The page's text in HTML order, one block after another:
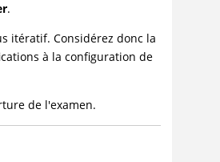
.
itératif. Considérez donc la
à la configuration de
de l'examen.